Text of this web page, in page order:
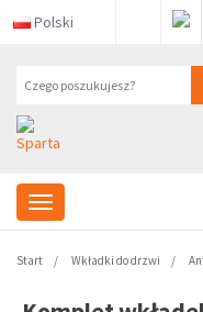
Polski
Start Wkładki do drzwi